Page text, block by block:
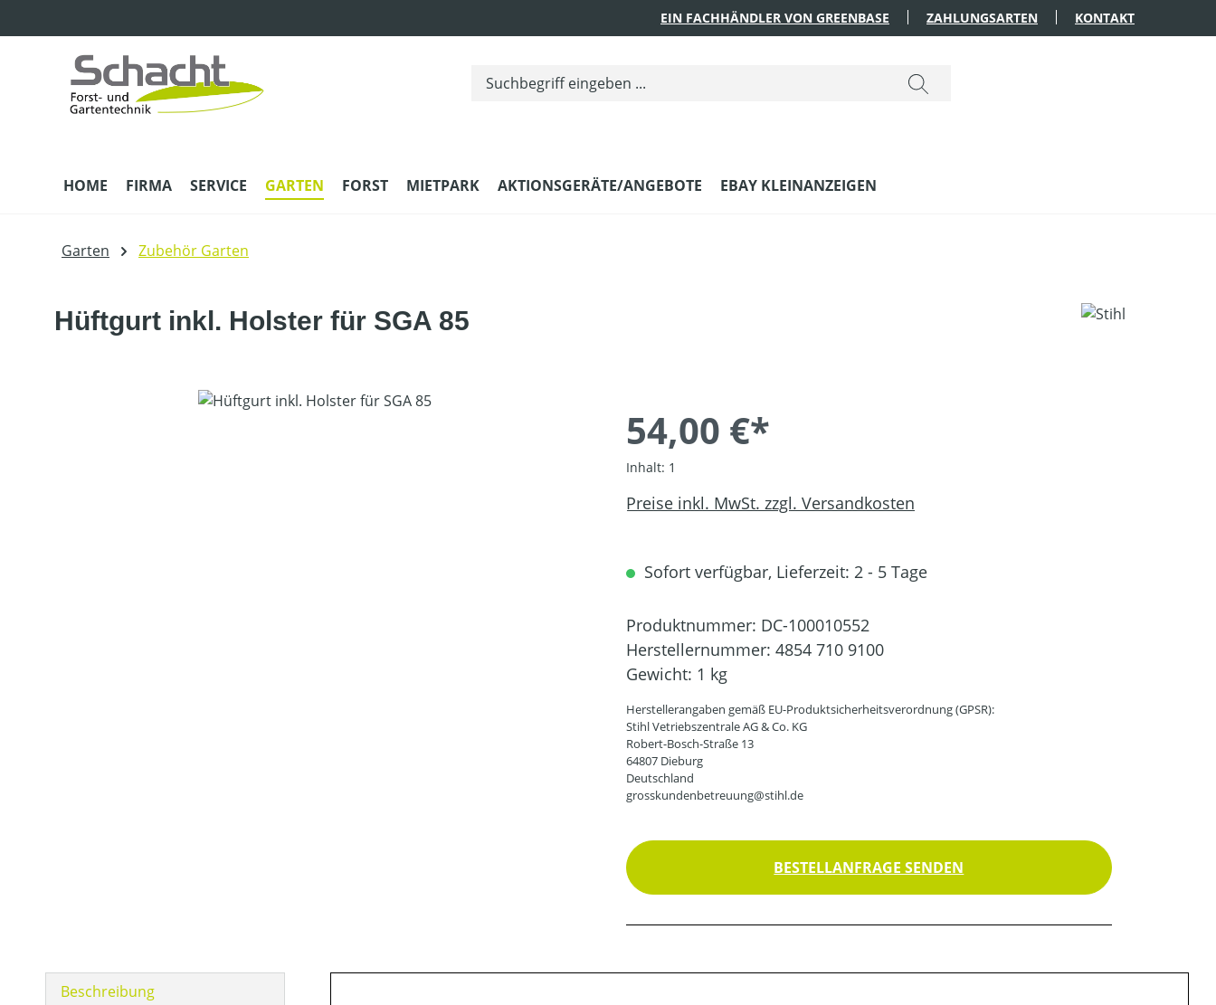
EIN FACHHÄNDLER VON GREENBASE ZAHLUNGSARTEN KONTAKT
HOME FIRMA SERVICE GARTEN FORST MIETPARK AKTIONSGERÄTE/ANGEBOTE EBAY KLEINANZEIGEN
Garten Zubehör Garten
Hüftgurt inkl. Holster für SGA 85
Bildergalerie überspringen
54,00 €*
Inhalt: 1
Preise inkl. MwSt. zzgl. Versandkosten
Sofort verfügbar, Lieferzeit: 2 - 5 Tage
Produktnummer: DC-100010552
Herstellernummer: 4854 710 9100
Gewicht: 1 kg
Herstellerangaben gemäß EU-Produktsicherheitsverordnung (GPSR):
Stihl Vetriebszentrale AG & Co. KG
Robert-Bosch-Straße 13
64807 Dieburg
Deutschland
grosskundenbetreuung@stihl.de
BESTELLANFRAGE SENDEN
Beschreibung